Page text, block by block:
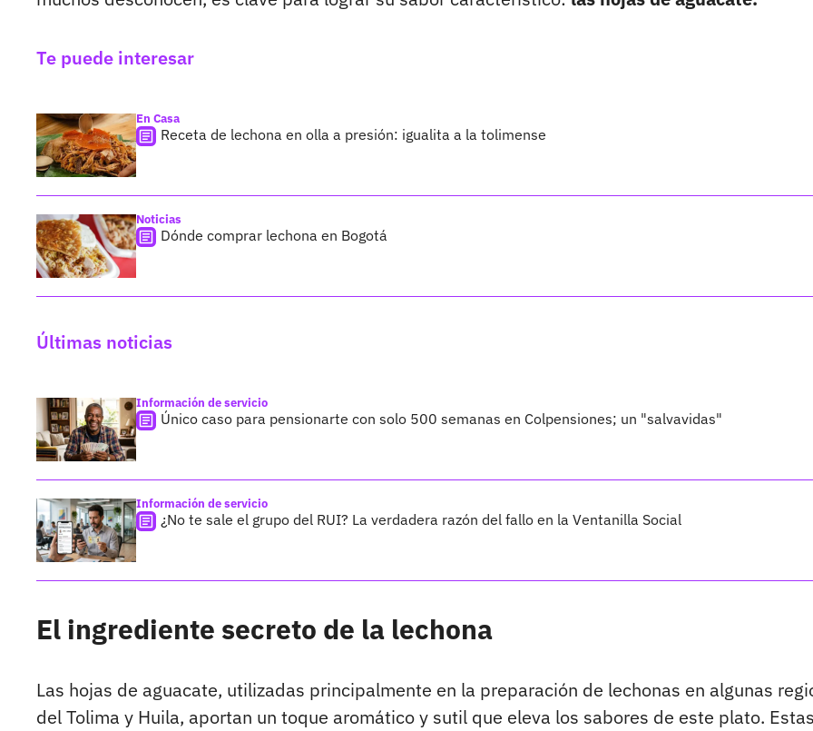
Te puede interesar
En Casa
Receta de lechona en olla a presión: igualita a la tolimense
Noticias
Dónde comprar lechona en Bogotá
Últimas noticias
Información de servicio
Único caso para pensionarte con solo 500 semanas en Colpensiones; un "salvavidas"
Información de servicio
¿No te sale el grupo del RUI? La verdadera razón del fallo en la Ventanilla Social
El ingrediente secreto de la lechona
Las hojas de aguacate, utilizadas principalmente en la preparación de lechonas en algunas
del Tolima y Huila, aportan un toque aromático y sutil que eleva los sabores de este plato. Estas